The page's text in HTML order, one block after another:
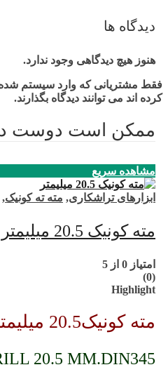
دیدگاه ها
هنوز هیچ دیدگاهی وجود ندارد.
فقط مشتریانی که وارد سیستم
کرده اند می توانند دیدگاه بگذارند.
ممکن است دوست
مشاهده سریع
ابزارهای تراشکاری, مته ته کونیک,
مته کونیک 20.5 میلیمتر
امتیاز 0 از 5
(0)
Highlight
مته کونیک20.5 میلیمتر
20.5 MM.DIN345